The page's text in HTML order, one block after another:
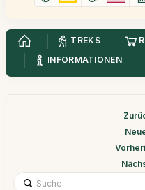
TREKS
INFORMATIONEN